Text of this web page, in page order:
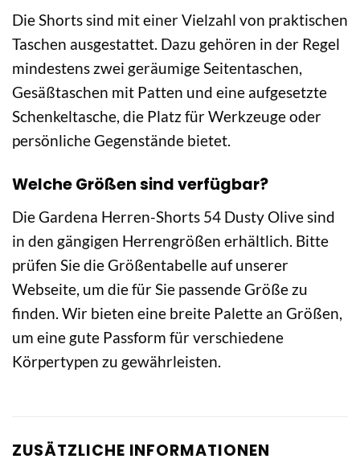
Die Shorts sind mit einer Vielzahl von praktischen
Taschen ausgestattet. Dazu gehören in der Regel
mindestens zwei geräumige Seitentaschen,
Gesäßtaschen mit Patten und eine aufgesetzte
Schenkeltasche, die Platz für Werkzeuge oder
persönliche Gegenstände bietet.
Welche Größen sind verfügbar?
Die Gardena Herren-Shorts 54 Dusty Olive sind
in den gängigen Herrengrößen erhältlich. Bitte
prüfen Sie die Größentabelle auf unserer
Webseite, um die für Sie passende Größe zu
finden. Wir bieten eine breite Palette an Größen,
um eine gute Passform für verschiedene
Körpertypen zu gewährleisten.
ZUSÄTZLICHE INFORMATIONEN